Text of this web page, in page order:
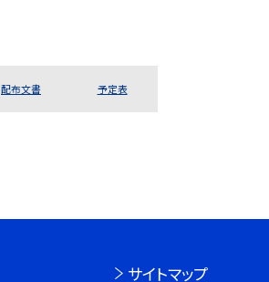
配布文書 予定表
サイトマップ